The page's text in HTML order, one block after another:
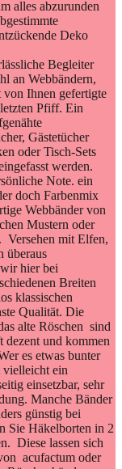
alles abzurunden
Deko
Begleiter
an Webbändern,
Ihnen gefertigte
Pfiff. Ein
Gästetücher
oder Tisch-Sets
werden.
Note. ein
doch Farbenmix
Webbänder von
Mustern oder
Versehen mit Elfen,
überaus
hier bei
Breiten
klassischen
Qualität. Die
alte Röschen sind
dezent und kommen
es etwas bunter
vielleicht ein
einsetzbar, sehr
Manche Bänder
günstig bei
Sie Häkelborten in 2
Diese lassen sich
acufactum oder